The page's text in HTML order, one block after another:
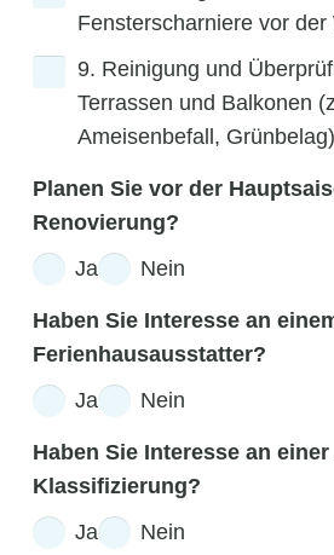
Fensterscharniere vor der
9. Reinigung und
Terrassen und Balkonen
Ameisenbefall, Grünbelag)
Planen Sie vor der
Renovierung?
Ja
Nein
Haben Sie Interesse an
Ferienhausausstatter?
Ja
Nein
Haben Sie Interesse an einer
Klassifizierung?
Ja
Nein